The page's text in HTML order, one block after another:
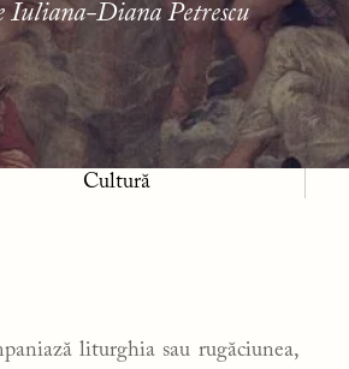
Iuliana-Diana Petrescu
Cultură
liturghia sau rugăciunea,